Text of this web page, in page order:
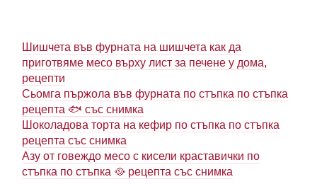
Шишчета във фурната на шишчета как да
приготвяме месо върху лист за печене у дома,
рецепти
Сьомга пържола във фурната по стъпка по стъпка
рецепта 🐟 със снимка
Шоколадова торта на кефир по стъпка по стъпка
рецепта със снимка
Азу от говеждо месо с кисели краставички по
стъпка по стъпка 🥘 рецепта със снимка